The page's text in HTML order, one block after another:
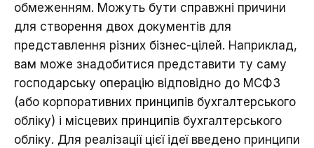
обмеженням. Можуть бути справжні причини
для створення двох документів для
представлення різних бізнес-цілей. Наприклад,
вам може знадобитися представити ту саму
господарську операцію відповідно до МСФЗ
(або корпоративних принципів бухгалтерського
обліку) і місцевих принципів бухгалтерського
обліку. Для реалізації цієї ідеї введено принципи